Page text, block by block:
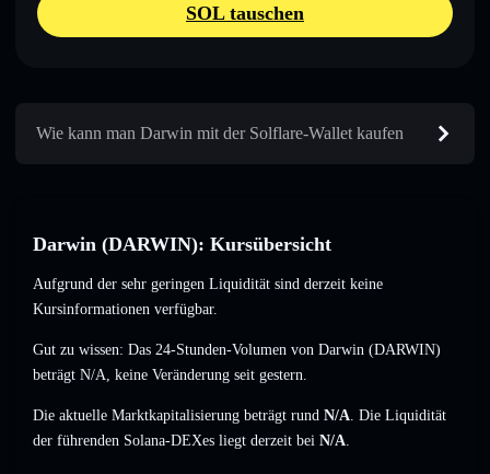
SOL tauschen
Wie kann man Darwin mit der Solflare-Wallet kaufen
Darwin (DARWIN): Kursübersicht
Aufgrund der sehr geringen Liquidität sind derzeit keine
Kursinformationen verfügbar.
Gut zu wissen: Das 24-Stunden-Volumen von Darwin (DARWIN)
beträgt N/A, keine Veränderung seit gestern.
Die aktuelle Marktkapitalisierung beträgt rund N/A. Die Liquidität
der führenden Solana-DEXes liegt derzeit bei N/A.